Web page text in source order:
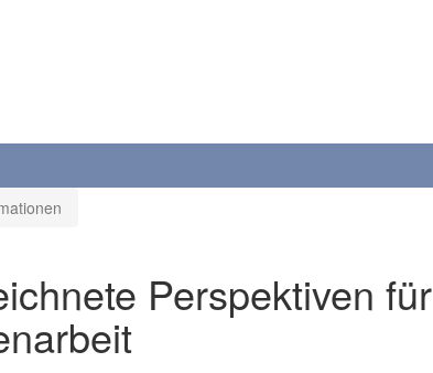
Perspektiven für